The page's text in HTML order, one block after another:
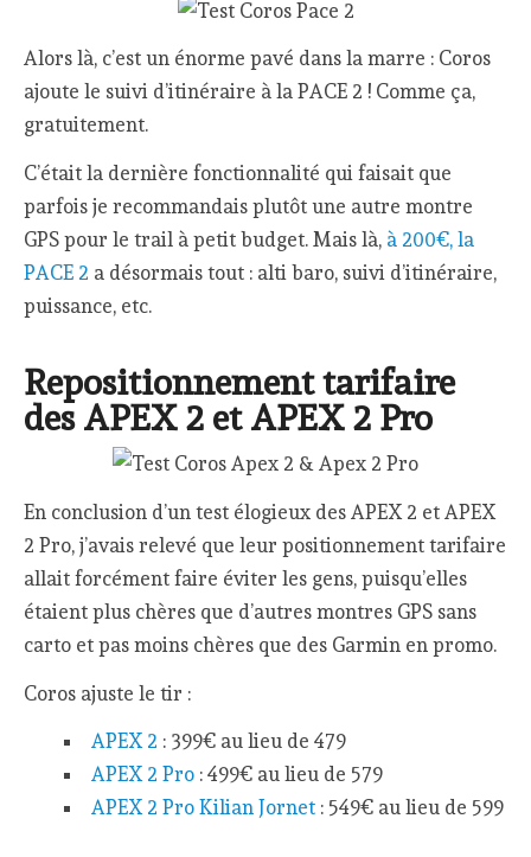
Alors là, c’est un énorme pavé dans la marre : Coros
ajoute le suivi d’itinéraire à la PACE 2 ! Comme ça,
gratuitement.
C’était la dernière fonctionnalité qui faisait que
parfois je recommandais plutôt une autre montre
GPS pour le trail à petit budget. Mais là, à 200€, la
PACE 2 a désormais tout : alti baro, suivi d’itinéraire,
puissance, etc.
Repositionnement tarifaire
des APEX 2 et APEX 2 Pro
En conclusion d’un test élogieux des APEX 2 et APEX
2 Pro, j’avais relevé que leur positionnement tarifaire
allait forcément faire éviter les gens, puisqu’elles
étaient plus chères que d’autres montres GPS sans
carto et pas moins chères que des Garmin en promo.
Coros ajuste le tir :
APEX 2 : 399€ au lieu de 479
APEX 2 Pro: 499€ au lieu de 579
APEX 2 Pro Kilian Jornet: 549€ au lieu de 599